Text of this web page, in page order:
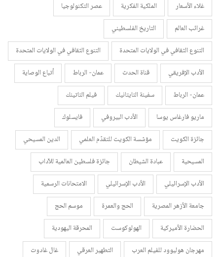
غلاء الأسعار
الملكية الفكرية
عصر التكنولوجيا
غرائب العالم
التاريخ الفلسطيني
التنوع الثقافي في الولايات المتحدة
التنوع الثقافي في الولايات المتحدة
الأدب الإفريقي
قناة الحدث عمان- الرباط
أتباع الوصاية
عمان- الرباط
سفينة التايتانيك
فيلم التاتينك
ماريو فارغاس يوسا
الأدب البيروفي
فايسلوك
جائزة الكويت
مؤسّسة الكويت للتقدّم العلمي
الدين المسيحي
المسيحية
عبادة الشيطان
جائزة فلسطين العالمية للآداب
الأدب الإسرائيلي
الأدب الإسرائيلي
الامتحانات الرسمية
جامعة الأزهر المصرية
الحج والعمرة
موسم الحج
الحضارة الأميركية
الهولوكوست
المحرقة اليهودية
مهرجان هوليوود للفيلم العرب
التطهير العرقي
غال غادوت